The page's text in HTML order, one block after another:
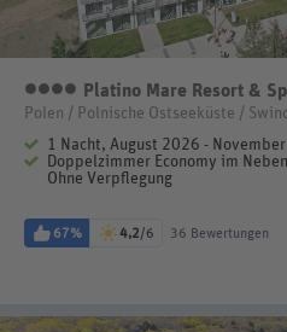
4 Sterne
Platino Mare Resort &
Polen / Polnische Ostseeküste /
1 Nacht, August 2026 -
Doppelzimmer Economy im
Ohne Verpflegung
67% 4,2/6 36 Bewertungen